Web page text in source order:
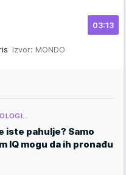
03:13
Izvor: MONDO
iste pahulje? Samo
IQ mogu da ih pronađu